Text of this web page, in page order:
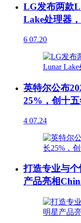
LG发布两款
Lake处理器
6 07.20
英特尔公布
25%，创十五
4 07.24
打造专业与
产品亮相